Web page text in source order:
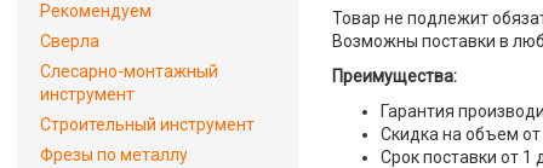
Товар не подлежит
Возможны поставки в
Преимущества:
Гарантия
Скидка на объем от
Срок поставки от 1
Рекомендуем
Сверла
Слесарно-монтажный
инструмент
Строительный инструмент
Фрезы по металлу